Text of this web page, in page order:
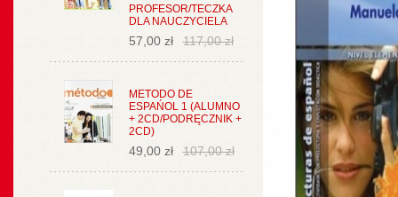
PROFESOR/TECZKA
DLA NAUCZYCIELA
57,00 zł 117,00 zł
METODO DE
ESPAŃOL 1 (ALUMNO
+ 2CD/PODRĘCZNIK +
2CD)
49,00 zł 107,00 zł